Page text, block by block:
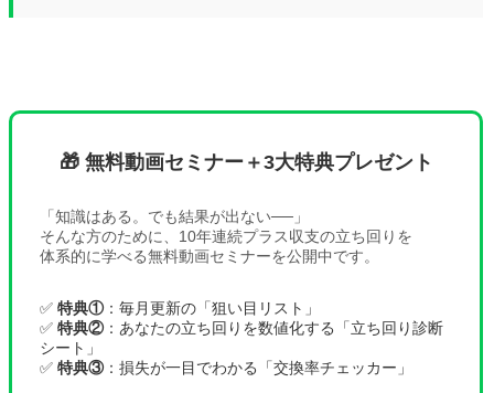
🎁 無料動画セミナー＋3大特典プレゼント
「知識はある。でも結果が出ない──」
そんな方のために、10年連続プラス収支の立ち回りを
体系的に学べる無料動画セミナーを公開中です。
✅ 特典①：毎月更新の「狙い目リスト」
✅ 特典②：あなたの立ち回りを数値化する「立ち回り診断
シート」
✅ 特典③：損失が一目でわかる「交換率チェッカー」